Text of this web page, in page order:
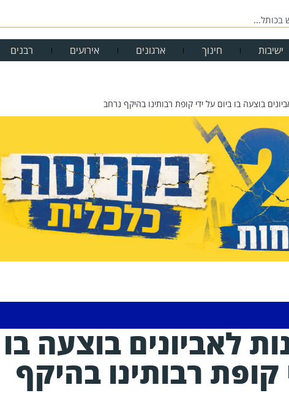
ישיבות חינוך ארגונים אירועים רבנים
בוצעה בו ביום על ידי קופת רבותינו בהיקף נרחב
לאביונים בוצעה בו
קופת רבותינו בהיקף